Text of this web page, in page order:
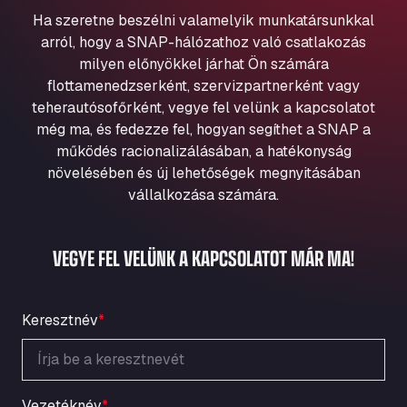
Aqua Ariva GmbH
Marie-Curie-Straße 24, 68219
Aral Autohof Bockel
An der Autobahn 1, 27404
ARAL Autohof Bockenem
Oppelner Str. 1, 31167
ARAL Autohof Merklingen
Nellinger Str. 24, 89188
ARAL Autohof Preis
ARAL Tankstelle - XXL Truckwash.de
GmbH
Ardleigh South Services
a120 westbound, CO77SL
Area 47 Hermanos Rico
Ha szeretne beszélni valamelyik munkatársunkkal
arról, hogy a SNAP-hálózathoz való csatlakozás
milyen előnyökkel járhat Ön számára
flottamenedzserként, szervizpartnerként vagy
teherautósofőrként, vegye fel velünk a kapcsolatot
még ma, és fedezze fel, hogyan segíthet a SNAP a
működés racionalizálásában, a hatékonyság
növelésében és új lehetőségek megnyitásában
vállalkozása számára.
VEGYE FEL VELÜNK A KAPCSOLATOT MÁR MA!
Keresztnév*